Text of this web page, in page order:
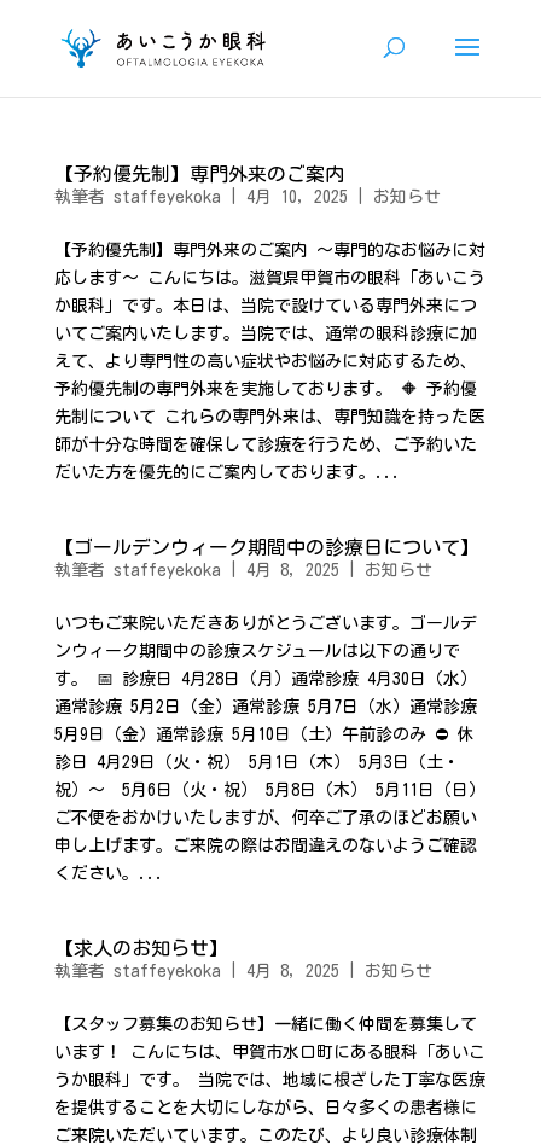
【予約優先制】専門外来のご案内
執筆者 staffeyekoka 4月 10, 2025 お知らせ
【予約優先制】専門外来のご案内 〜専門的なお悩みに対
応します〜 こんにちは。滋賀県甲賀市の眼科「あいこう
か眼科」です。本日は、当院で設けている専門外来につ
いてご案内いたします。当院では、通常の眼科診療に加
えて、より専門性の高い症状やお悩みに対応するため、
予約優先制の専門外来を実施しております。 🔶 予約優
先制について これらの専門外来は、専門知識を持った医
師が十分な時間を確保して診療を行うため、ご予約いた
だいた方を優先的にご案内しております。...
【ゴールデンウィーク期間中の診療日について】
執筆者 staffeyekoka 4月 8, 2025 お知らせ
いつもご来院いただきありがとうございます。ゴールデ
ンウィーク期間中の診療スケジュールは以下の通りで
す。 📅 診療日 4月28日（月）通常診療 4月30日（水）
通常診療 5月2日（金）通常診療 5月7日（水）通常診療
5月9日（金）通常診療 5月10日（土）午前診のみ ⛔ 休
診日 4月29日（火・祝） 5月1日（木） 5月3日（土・
祝）〜 5月6日（火・祝） 5月8日（木） 5月11日（日）
ご不便をおかけいたしますが、何卒ご了承のほどお願い
申し上げます。ご来院の際はお間違えのないようご確認
ください。...
【求人のお知らせ】
執筆者 staffeyekoka 4月 8, 2025 お知らせ
【スタッフ募集のお知らせ】一緒に働く仲間を募集して
います！ こんにちは、甲賀市水口町にある眼科「あいこ
うか眼科」です。 当院では、地域に根ざした丁寧な医療
を提供することを大切にしながら、日々多くの患者様に
ご来院いただいています。このたび、より良い診療体制